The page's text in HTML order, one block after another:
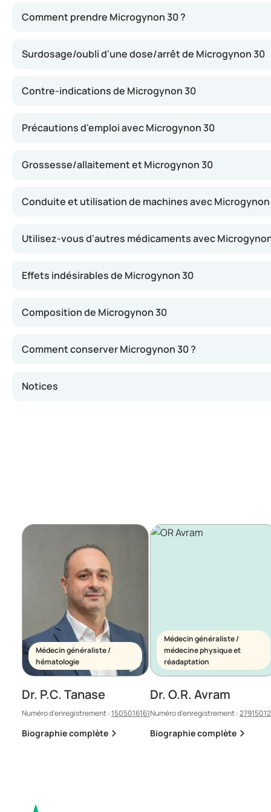
Comment prendre Microgynon 30 ?
Surdosage/oubli d'une dose/arrêt de Microgynon 30
Contre-indications de Microgynon 30
Précautions d'emploi avec Microgynon 30
Grossesse/allaitement et Microgynon 30
Conduite et utilisation de machines avec Microgynon
Utilisez-vous d'autres médicaments avec
Effets indésirables de Microgynon 30
Composition de Microgynon 30
Comment conserver Microgynon 30 ?
Notices
Médecin généraliste /
hématologie
Dr. P.C. Tanase
Numéro d’enregistrement :1505016161
Biographie complète
Médecin généraliste /
médecine physique et
réadaptation
Dr. O.R. Avram
Numéro d’enregistrement :
Biographie complète